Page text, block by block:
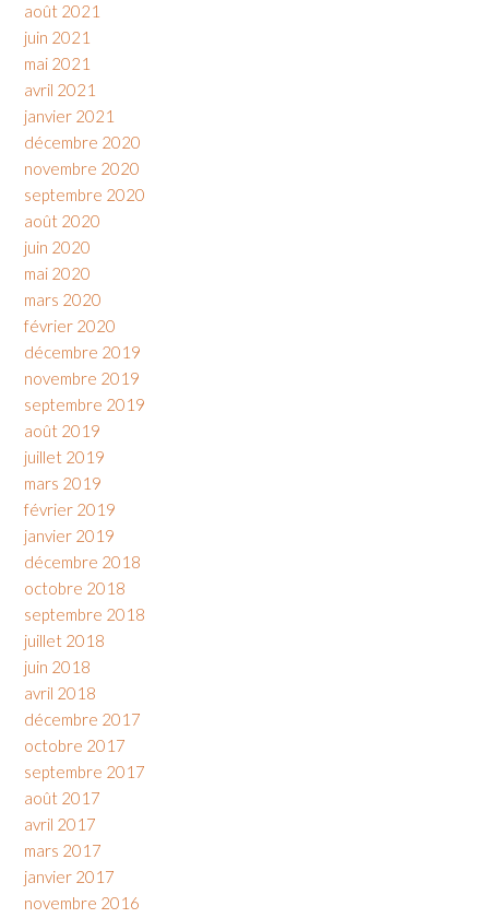
août 2021
juin 2021
mai 2021
avril 2021
janvier 2021
décembre 2020
novembre 2020
septembre 2020
août 2020
juin 2020
mai 2020
mars 2020
février 2020
décembre 2019
novembre 2019
septembre 2019
août 2019
juillet 2019
mars 2019
février 2019
janvier 2019
décembre 2018
octobre 2018
septembre 2018
juillet 2018
juin 2018
avril 2018
décembre 2017
octobre 2017
septembre 2017
août 2017
avril 2017
mars 2017
janvier 2017
novembre 2016